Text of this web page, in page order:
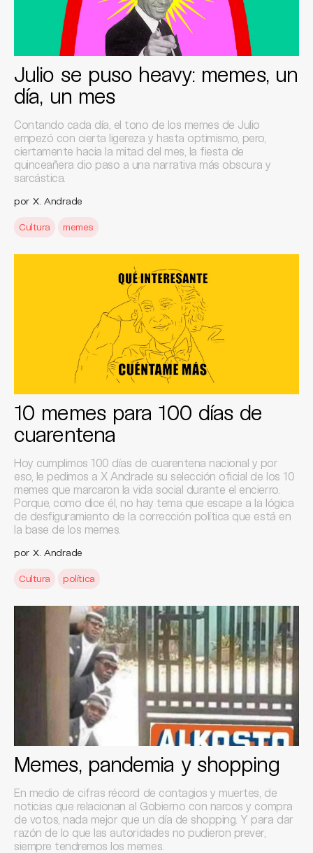
Julio se puso heavy: memes, un
día, un mes
Contando cada día, el tono de los memes de Julio
empezó con cierta ligereza y hasta optimismo, pero,
ciertamente hacia la mitad del mes, la fiesta de
quinceañera dio paso a una narrativa más obscura y
sarcástica.
por X. Andrade
Cultura memes
10 memes para 100 días de
cuarentena
Hoy cumplimos 100 días de cuarentena nacional y por
eso, le pedimos a X Andrade su selección oficial de los 10
memes que marcaron la vida social durante el encierro.
Porque, como dice él, no hay tema que escape a la lógica
de desfiguramiento de la corrección política que está en
la base de los memes.
por X. Andrade
Cultura política
Memes, pandemia y shopping
En medio de cifras récord de contagios y muertes, de
noticias que relacionan al Gobierno con narcos y compra
de votos, nada mejor que un día de shopping. Y para dar
razón de lo que las autoridades no pudieron prever,
siempre tendremos los memes.